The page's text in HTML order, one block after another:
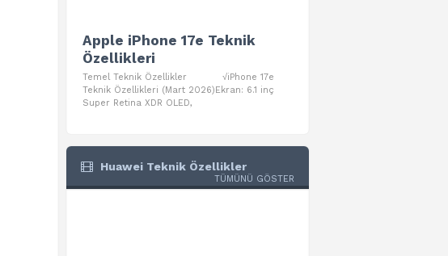
Apple iPhone 17e Teknik
Özellikleri
Temel Teknik Özellikler √iPhone 17e
Teknik Özellikleri (Mart 2026)Ekran: 6.1 inç
Super Retina XDR OLED,
Huawei Teknik Özellikler
TÜMÜNÜ GÖSTER